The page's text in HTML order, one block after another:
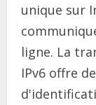
unique sur
ligne. La
IPv6 offre